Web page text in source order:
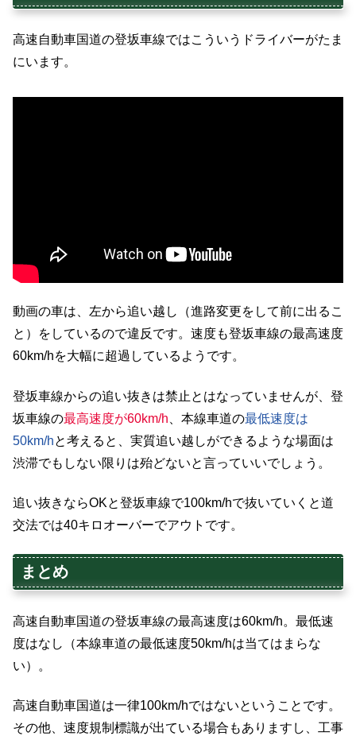
高速自動車国道の登坂車線ではこういうドライバーがたま
にいます。
動画の車は、左から追い越し（進路変更をして前に出るこ
と）をしているので違反です。速度も登坂車線の最高速度
60km/hを大幅に超過しているようです。
登坂車線からの追い抜きは禁止とはなっていませんが、登
坂車線の最高速度が60km/h 、本線車道の最低速度は
50km/hと考えると、実質追い越しができるような場面は
渋滞でもしない限りは殆どないと言っていいでしょう。
追い抜きならOKと登坂車線で100km/hで抜いていくと道
交法では40キロオーバーでアウトです。
まとめ
高速自動車国道の登坂車線の最高速度は60km/h。最低速
度はなし（本線車道の最低速度50km/hは当てはまらな
い）。
高速自動車国道は一律100km/hではないということです。
その他、速度規制標識が出ている場合もありますし、工事